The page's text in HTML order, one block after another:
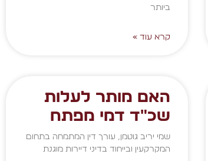
ביותר
קרא עוד »
האם מותר לעלות
שכ"ד דמי מפתח
שמי יריב גוטמן, עורך דין המתמחה בתחום
המקרקעין ובייחוד בדיני דיירות מוגנת